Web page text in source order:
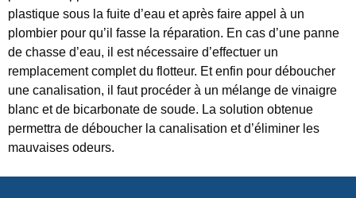
plastique sous la fuite d’eau et après faire appel à un
plombier pour qu’il fasse la réparation. En cas d’une panne
de chasse d’eau, il est nécessaire d’effectuer un
remplacement complet du flotteur. Et enfin pour déboucher
une canalisation, il faut procéder à un mélange de vinaigre
blanc et de bicarbonate de soude. La solution obtenue
permettra de déboucher la canalisation et d’éliminer les
mauvaises odeurs.